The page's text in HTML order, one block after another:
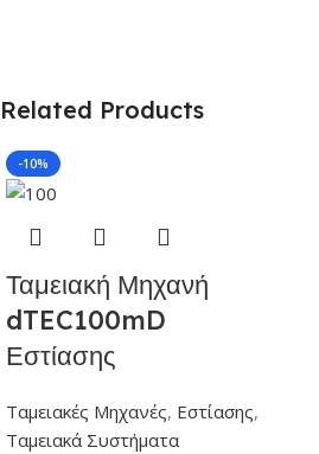
Related Products
-10%
Ταμειακή Μηχανή
dTEC100mD
Εστίασης
Ταμειακές Μηχανές, Εστίασης,
Ταμειακά Συστήματα